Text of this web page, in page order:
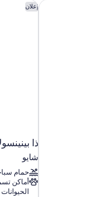
إعلان
ذا
شايو
حمام
أماكن
الحيوانات
ذا